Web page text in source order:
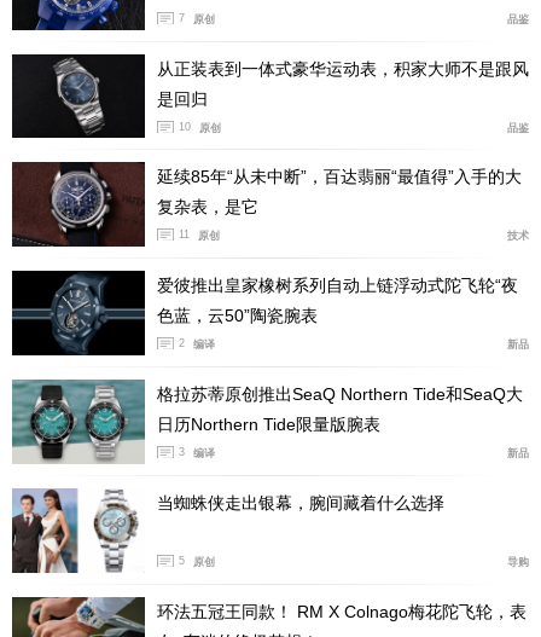
在冲压前，Joseph Baume会先用水射流切割机，在
整块钛金属坯料上，切割出表壳状坯料，切割好后，坯料
就会被送到炉中加热到600至950摄氏度，由于钛金属在6
00摄氏度以上的高温下，会变得像“黏土”一样温顺，所以
经高温处理后的钛金属坯料仅需一次冲压便可最终成型。
7 原创 品鉴
从正装表到一体式豪华运动表，积家大师不是跟风
是回归
10 原创 品鉴
延续85年“从未中断”，百达翡丽“最值得”入手的大
复杂表，是它
11 原创 技术
爱彼推出皇家橡树系列自动上链浮动式陀飞轮“夜
色蓝，云50”陶瓷腕表
2 编译 新品
格拉苏蒂原创推出SeaQ Northern Tide和SeaQ大
日历Northern Tide限量版腕表
3 编译 新品
当蜘蛛侠走出银幕，腕间藏着什么选择
5 原创 导购
环法五冠王同款！ RM X Colnago梅花陀飞轮，表